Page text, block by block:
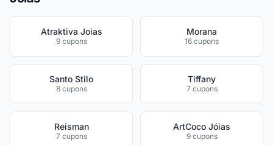
Atraktiva Joias
9 cupons
Morana
16 cupons
Santo Stilo
8 cupons
Tiffany
7 cupons
Reisman
7 cupons
ArtCoco Jóias
9 cupons